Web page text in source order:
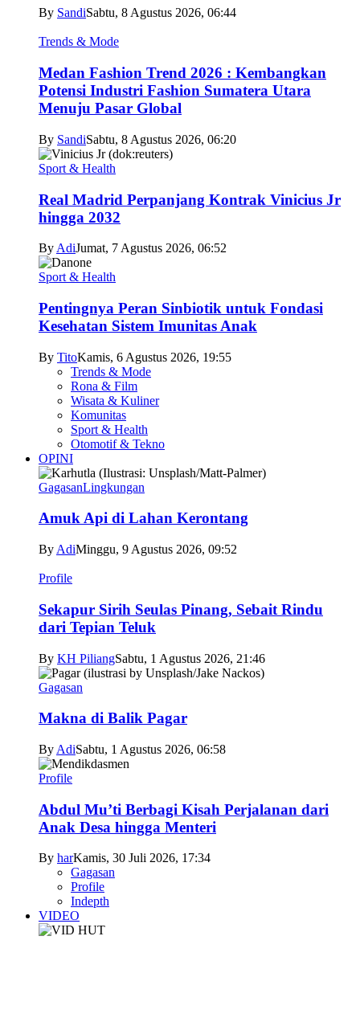
By SandiSabtu, 8 Agustus 2026, 06:44
Trends & Mode
Medan Fashion Trend 2026 : Kembangkan
Potensi Industri Fashion Sumatera Utara
Menuju Pasar Global
By SandiSabtu, 8 Agustus 2026, 06:20
Sport & Health
Real Madrid Perpanjang Kontrak Vinicius Jr
hingga 2032
By AdiJumat, 7 Agustus 2026, 06:52
Sport & Health
Pentingnya Peran Sinbiotik untuk Fondasi
Kesehatan Sistem Imunitas Anak
By TitoKamis, 6 Agustus 2026, 19:55
Trends & Mode
Rona & Film
Wisata & Kuliner
Komunitas
Sport & Health
Otomotif & Tekno
OPINI
GagasanLingkungan
Amuk Api di Lahan Kerontang
By AdiMinggu, 9 Agustus 2026, 09:52
Profile
Sekapur Sirih Seulas Pinang, Sebait Rindu
dari Tepian Teluk
By KH PiliangSabtu, 1 Agustus 2026, 21:46
Gagasan
Makna di Balik Pagar
By AdiSabtu, 1 Agustus 2026, 06:58
Profile
Abdul Mu’ti Berbagi Kisah Perjalanan dari
Anak Desa hingga Menteri
By harKamis, 30 Juli 2026, 17:34
Gagasan
Profile
Indepth
VIDEO